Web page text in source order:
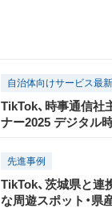
自治体向けサービス最
TikTok、時事通信社
ナー2025 デジタル
ショート動画クリエ
に関する有識者の出
先進事例
TikTok、茨城県と連
な周遊スポット・県